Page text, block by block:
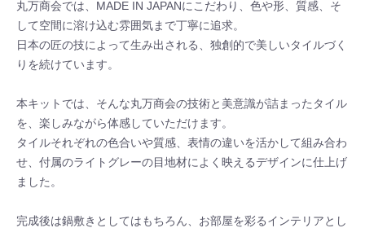
丸万商会では、MADE IN JAPANにこだわり、色や形、質感、そ
して空間に溶け込む雰囲気まで丁寧に追求。
日本の匠の技によって生み出される、独創的で美しいタイルづく
りを続けています。
本キットでは、そんな丸万商会の技術と美意識が詰まったタイル
を、楽しみながら体感していただけます。
タイルそれぞれの色合いや質感、表情の違いを活かして組み合わ
せ、付属のライトグレーの目地材によく映えるデザインに仕上げ
ました。
完成後は鍋敷きとしてはもちろん、お部屋を彩るインテリアとし